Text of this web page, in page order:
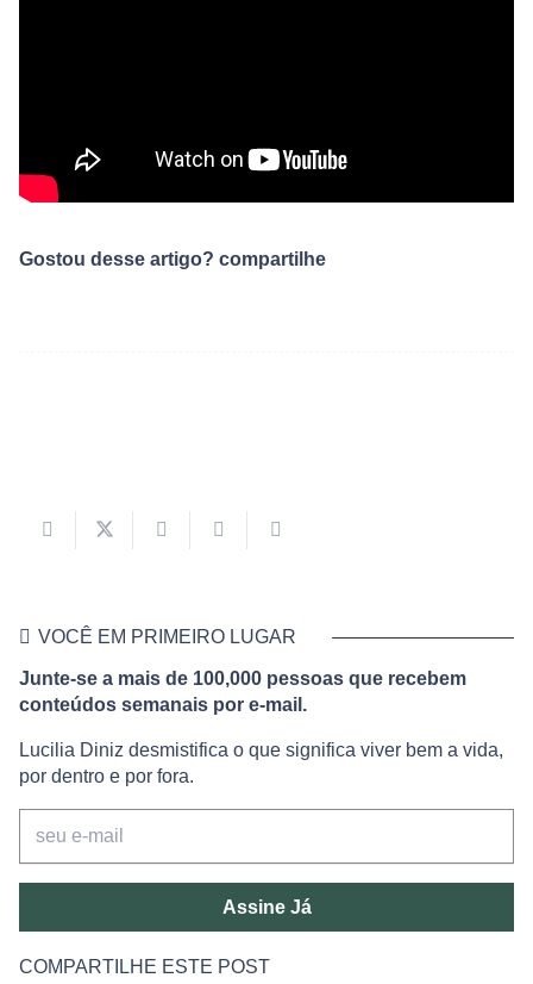
Gostou desse artigo? compartilhe
VOCÊ EM PRIMEIRO LUGAR
Junte-se a mais de 100,000 pessoas que recebem
conteúdos semanais por e-mail.
Lucilia Diniz desmistifica o que significa viver bem a vida,
por dentro e por fora.
Assine Já
COMPARTILHE ESTE POST